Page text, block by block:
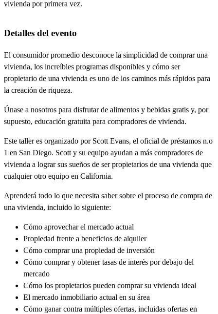
vivienda por primera vez.
Detalles del evento
El consumidor promedio desconoce la simplicidad de comprar una
vivienda, los increíbles programas disponibles y cómo ser
propietario de una vivienda es uno de los caminos más rápidos para
la creación de riqueza.
Únase a nosotros para disfrutar de alimentos y bebidas gratis y, por
supuesto, educación gratuita para compradores de vivienda.
Este taller es organizado por Scott Evans, el oficial de préstamos n.o
1 en San Diego. Scott y su equipo ayudan a más compradores de
vivienda a lograr sus sueños de ser propietarios de una vivienda que
cualquier otro equipo en California.
Aprenderá todo lo que necesita saber sobre el proceso de compra de
una vivienda, incluido lo siguiente:
Cómo aprovechar el mercado actual
Propiedad frente a beneficios de alquiler
Cómo comprar una propiedad de inversión
Cómo comprar y obtener tasas de interés por debajo del
mercado
Cómo los propietarios pueden comprar su vivienda ideal
El mercado inmobiliario actual en su área
Cómo ganar contra múltiples ofertas, incluidas ofertas en